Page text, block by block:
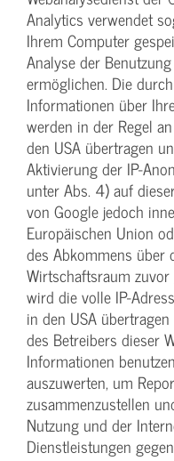
Analytics verwendet
Ihrem Computer
Analyse der
ermöglichen. Die
Informationen über
werden in der Regel
den USA übertragen
Aktivierung der IP-
unter Abs. 4) auf
von Google jedoch
Europäischen Union
des Abkommens über
Wirtschaftsraum
wird die volle IP-
in den USA
des Betreibers dieser
Informationen
auszuwerten, um
zusammenzustellen
Nutzung und der
Dienstleistungen